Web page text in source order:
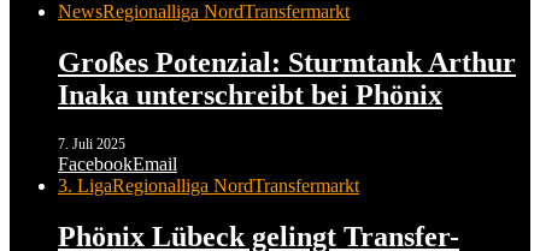
NewsRegionalliga NordTransfermarkt
Großes Potenzial: Sturmtank Arthur
Inaka unterschreibt bei Phönix
7. Juli 2025
FacebookEmail
3. LigaRegionalliga NordTransfermarkt
Phönix Lübeck gelingt Transfer-